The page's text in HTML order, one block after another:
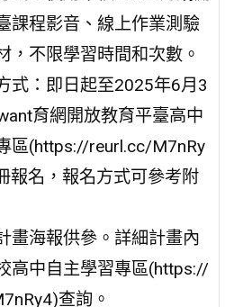
課程影音、線上作業測驗
，不限學習時間和次數。
式：即日起至2025年6月3
育網開放教育平臺高中
區(https://reurl.cc/M7nRy
報名，報名方式可參考附
畫海報供參。詳細計畫內
高中自主學習專區(https://
查詢。